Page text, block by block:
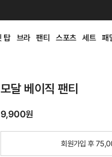
탑 브라 팬티 스포츠 세트 패
모달 베이직 팬티
9,900원
회원가입 후